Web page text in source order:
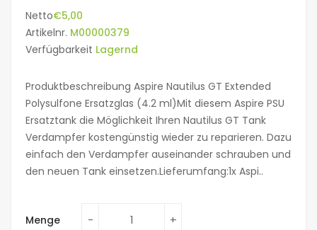
Netto€5,00
Artikelnr. M00000379
Verfügbarkeit Lagernd
Produktbeschreibung Aspire Nautilus GT Extended
Polysulfone Ersatzglas (4.2 ml)Mit diesem Aspire PSU
Ersatztank die Möglichkeit Ihren Nautilus GT Tank
Verdampfer kostengünstig wieder zu reparieren. Dazu
einfach den Verdampfer auseinander schrauben und
den neuen Tank einsetzen.Lieferumfang:1x Aspi..
Menge